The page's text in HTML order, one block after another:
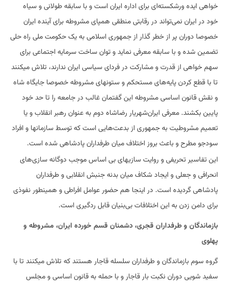
خواهی ایده ورشکسته‌ای برای اداره ایران است و با سابقه طولانی و سیاه
خود در ایران نمی‌تواند در رقابتی منطقی همپای مشروطه برای آینده ایران
خصوصا دوران پر از خطر گذار از جمهوری اسلامی به یک حکومت ملی راه حلی
تضمین شده و با سابقه معرفی نماید و توان ساخت سرمایه اجتماعی برای
سهم خواهی از قدرت و مشارکت در فردای سیاسی ایران ندارند، تلاش میکنند
تا با قطع کردن پایه‌های مستحکم و ستونهای مشروطه خصوصا جایگاه شاه
و نقش قانون اساسی مشروطه این گفتمان غالب در جامعه را تا حد خود
پایین بکشند. معرفی ایران‌شهریار رضاشاه دوم به عنوان رهبر انقلاب و یا
تعمیم مشروطیت به جمهوری از بدعت‌هایی است که توسط سازمانها و افراد
سودجو مطرح و باعث بروز اختلاف میان طرفداران پادشاهی شده است.
این تفاسیر تحریفی و روایت سازیهای بی اساس موجب دوگانه سازی‌های
انحرافی و جعلی و ایجاد شکاف میان بدنه جنبش انقلابی و طرفداران
پادشاهی گردیده است. در اینجا هم حضور عوامل افراطی و همینطور نفوذی
برای دامن زدن به این اختلافات بی‌بنیان قابل ردگیری است.
بازماندگان و طرفداران قجری، دشمنان قسم خورده ایران، مشروطه و
پهلوی
گروه سوم بازماندگان و طرفداران سلسله قاجار هستند که تلاش میکنند تا با
سفید شویی دوران نکبت بار قاجار و با حمله به قانون اساسی و مجلس